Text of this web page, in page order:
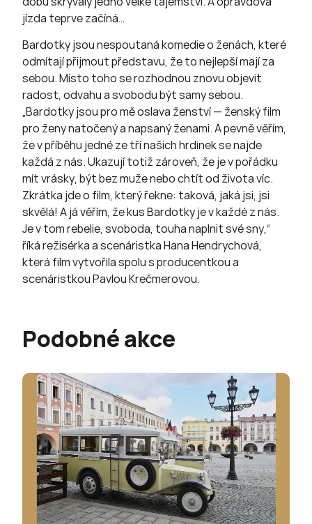
jízda teprve začíná…
Bardotky jsou nespoutaná komedie o ženách, které
odmítají přijmout představu, že to nejlepší mají za
sebou. Místo toho se rozhodnou znovu objevit
radost, odvahu a svobodu být samy sebou.
„Bardotky jsou pro mě oslava ženství — ženský film
pro ženy natočený a napsaný ženami. A pevně věřím,
že v příběhu jedné ze tří našich hrdinek se najde
každá z nás. Ukazují totiž zároveň, že je v pořádku
mít vrásky, být bez muže nebo chtít od života víc.
Zkrátka jde o film, který řekne: taková, jaká jsi, jsi
skvělá! A já věřím, že kus Bardotky je v každé z nás.
Je v tom rebelie, svoboda, touha naplnit své sny,“
říká režisérka a scenáristka Hana Hendrychová,
která film vytvořila spolu s producentkou a
scenáristkou Pavlou Krečmerovou.
Podobné akce